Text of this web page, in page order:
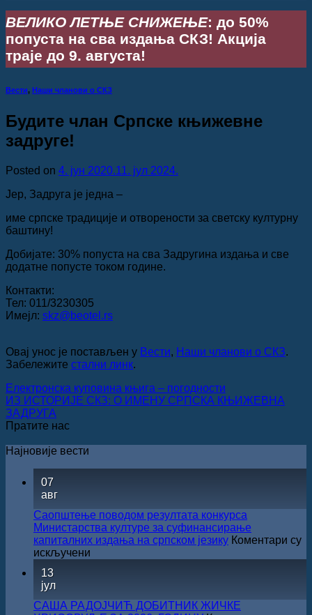
ВЕЛИКО ЛЕТЊЕ СНИЖЕЊЕ: до 50%
попуста на сва издања СКЗ! Акција
траје до 9. августа!
Вести, Наши чланови о СКЗ
Будите члан Српске књижевне
задруге!
Posted on 4. јун 2020.11. јул 2024.
Јер, Задруга је једна –
име српске традиције и отворености за светску културну
баштину!
Добијате: 30% попуста на сва Задругина издања и све
додатне попусте током године.
Контакти:
Тел: 011/3230305
Имејл: skz@beotel.rs
Овај унос је постављен у Вести, Наши чланови о СКЗ.
Забележите стални линк.
Електронска куповина књига – погодности
ИЗ ИСТОРИЈЕ СКЗ: О ИМЕНУ СРПСКА КЊИЖЕВНА
ЗАДРУГА
Пратите нас
Најновије вести
07
авг
Саопштење поводом резултата конкурса
Министарства културе за суфинансирање
капиталних издања на српском језику Коментари су
искључени
конкурса
13
јул
САША РАДОЈЧИЋ ДОБИТНИК ЖИЧКЕ